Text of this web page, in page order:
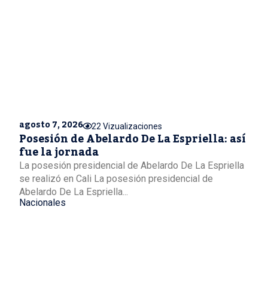
agosto 7, 2026 22 Vizualizaciones
Posesión de Abelardo De La Espriella: así
fue la jornada
La posesión presidencial de Abelardo De La Espriella
se realizó en Cali La posesión presidencial de
Abelardo De La Espriella...
Nacionales